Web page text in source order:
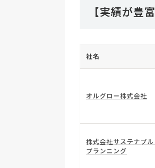
【実績が豊
社名
オルグロー株式会社
株式会社サステナブル
プランニング